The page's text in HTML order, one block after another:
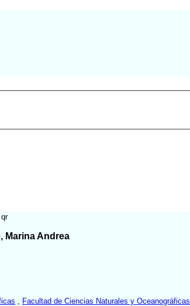
Marina Andrea
Facultad de Ciencias Naturales y Oceanográficas